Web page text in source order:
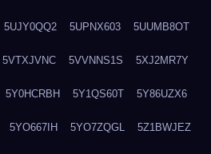
5UJY0QQ2 5UPNX603 5UUMB8OT
5VTXJVNC 5VVNNS1S 5XJ2MR7Y
5Y0HCRBH 5Y1QS60T 5Y86UZX6
5YO667IH 5YO7ZQGL 5Z1BWJEZ